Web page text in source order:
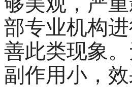
部专业机构
善此类现象
副作用小，效